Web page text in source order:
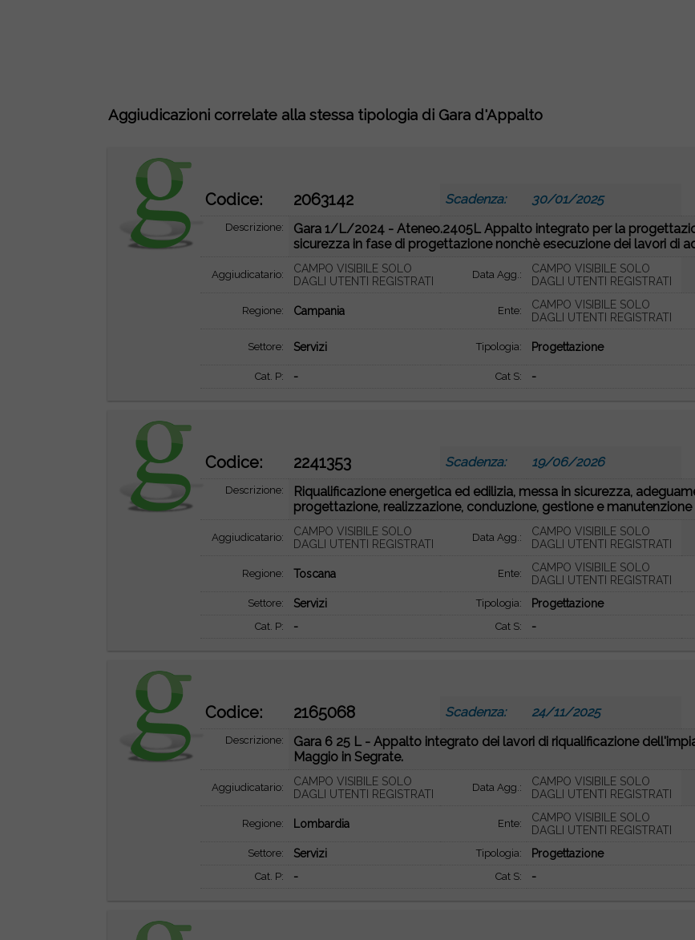
Aggiudicazioni correlate alla stessa tipologia di Gara d'Appalto
Codice: 2063142 Scadenza: 30/01/2025
Descrizione:
Gara 1/L/2024 - Ateneo.2405L Appalto integrato per la
sicurezza in fase di progettazione nonchè esecuzione dei lavori di
Aggiudicatario:
CAMPO VISIBILE SOLO
DAGLI UTENTI REGISTRATI
Data Agg.:
CAMPO VISIBILE SOLO
DAGLI UTENTI REGISTRATI
Regione: Campania Ente:
CAMPO VISIBILE SOLO
DAGLI UTENTI REGISTRATI
Settore: Servizi Tipologia: Progettazione
Cat. P: - Cat S: -
Codice: 2241353 Scadenza: 19/06/2026
Descrizione:
Riqualificazione energetica ed edilizia, messa in sicurezza,
progettazione, realizzazione, conduzione, gestione e manutenzione
Aggiudicatario:
CAMPO VISIBILE SOLO
DAGLI UTENTI REGISTRATI
Data Agg.:
CAMPO VISIBILE SOLO
DAGLI UTENTI REGISTRATI
Regione: Toscana Ente:
CAMPO VISIBILE SOLO
DAGLI UTENTI REGISTRATI
Settore: Servizi Tipologia: Progettazione
Cat. P: - Cat S: -
Codice: 2165068 Scadenza: 24/11/2025
Descrizione:
Gara 6 25 L - Appalto integrato dei lavori di riqualificazione
Maggio in Segrate.
Aggiudicatario:
CAMPO VISIBILE SOLO
DAGLI UTENTI REGISTRATI
Data Agg.:
CAMPO VISIBILE SOLO
DAGLI UTENTI REGISTRATI
Regione: Lombardia Ente:
CAMPO VISIBILE SOLO
DAGLI UTENTI REGISTRATI
Settore: Servizi Tipologia: Progettazione
Cat. P: - Cat S: -